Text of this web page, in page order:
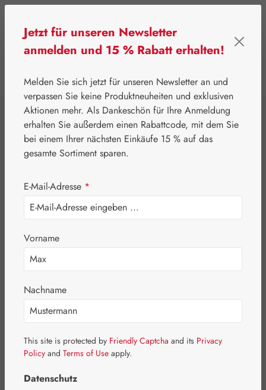
⌂ Gall Pharma Aminosäuren
L-Carnosin 250 mg
GPH Kapseln
Bildergalerie überspringen
Jetzt für unseren Newsletter
anmelden und 15 % Rabatt erhalten!
Melden Sie sich jetzt für unseren Newsletter an und
verpassen Sie keine Produktneuheiten und exklusiven
Aktionen mehr. Als Dankeschön für Ihre Anmeldung
erhalten Sie außerdem einen Rabattcode, mit dem Sie
bei einem Ihrer nächsten Einkäufe 15 % auf das
gesamte Sortiment sparen.
E-Mail-Adresse *
Vorname
Nachname
This site is protected by Friendly Captcha and its Privacy
Policy and Terms of Use apply.
Datenschutz